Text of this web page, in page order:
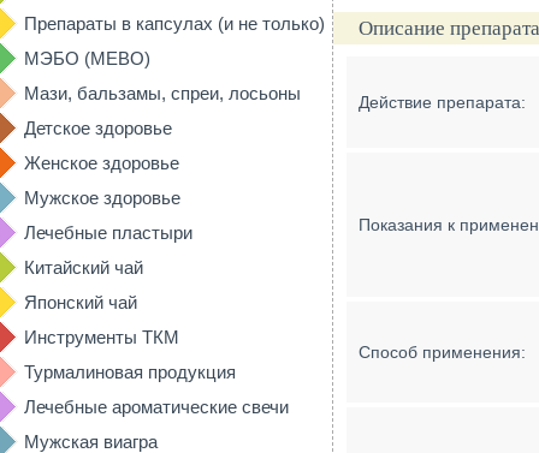
Препараты в капсулах (и не только)
МЭБО (MEBO)
Мази, бальзамы, спреи, лосьоны
Детское здоровье
Женское здоровье
Мужское здоровье
Лечебные пластыри
Китайский чай
Японский чай
Инструменты ТКМ
Турмалиновая продукция
Лечебные ароматические свечи
Мужская виагра
Описание
Действие препарата:
Показания к
Способ применения: